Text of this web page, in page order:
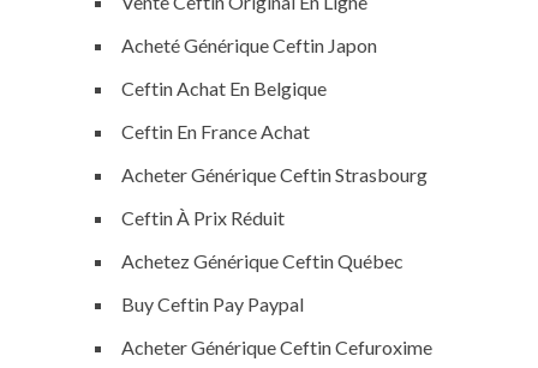
Acheté Générique Ceftin Japon
Ceftin Achat En Belgique
Ceftin En France Achat
Acheter Générique Ceftin Strasbourg
Ceftin À Prix Réduit
Achetez Générique Ceftin Québec
Buy Ceftin Pay Paypal
Acheter Générique Ceftin Cefuroxime